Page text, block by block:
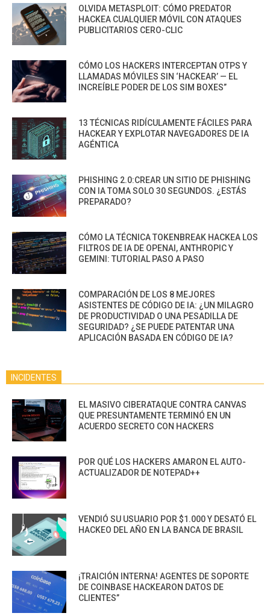
OLVIDA METASPLOIT: CÓMO PREDATOR
HACKEA CUALQUIER MÓVIL CON ATAQUES
PUBLICITARIOS CERO-CLIC
CÓMO LOS HACKERS INTERCEPTAN OTPS Y
LLAMADAS MÓVILES SIN ‘HACKEAR’ — EL
INCREÍBLE PODER DE LOS SIM BOXES”
13 TÉCNICAS RIDÍCULAMENTE FÁCILES PARA
HACKEAR Y EXPLOTAR NAVEGADORES DE IA
AGÉNTICA
PHISHING 2.0:CREAR UN SITIO DE PHISHING
CON IA TOMA SOLO 30 SEGUNDOS. ¿ESTÁS
PREPARADO?
CÓMO LA TÉCNICA TOKENBREAK HACKEA LOS
FILTROS DE IA DE OPENAI, ANTHROPIC Y
GEMINI: TUTORIAL PASO A PASO
COMPARACIÓN DE LOS 8 MEJORES
ASISTENTES DE CÓDIGO DE IA: ¿UN MILAGRO
DE PRODUCTIVIDAD O UNA PESADILLA DE
SEGURIDAD? ¿SE PUEDE PATENTAR UNA
APLICACIÓN BASADA EN CÓDIGO DE IA?
INCIDENTES
EL MASIVO CIBERATAQUE CONTRA CANVAS
QUE PRESUNTAMENTE TERMINÓ EN UN
ACUERDO SECRETO CON HACKERS
POR QUÉ LOS HACKERS AMARON EL AUTO-
ACTUALIZADOR DE NOTEPAD++
VENDIÓ SU USUARIO POR $1.000 Y DESATÓ EL
HACKEO DEL AÑO EN LA BANCA DE BRASIL
¡TRAICIÓN INTERNA! AGENTES DE SOPORTE
DE COINBASE HACKEARON DATOS DE
CLIENTES”